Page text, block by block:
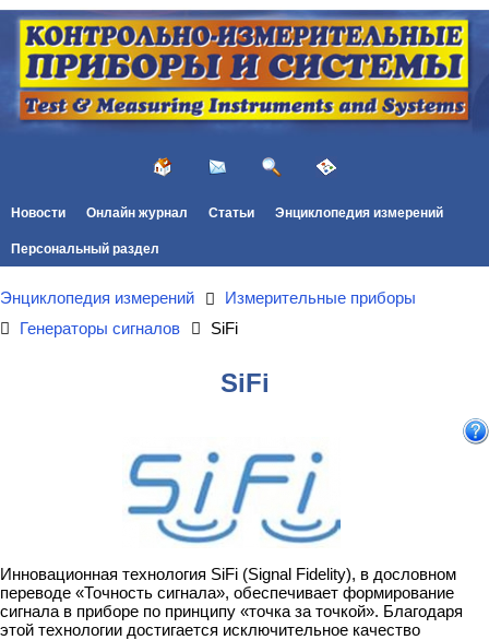
Новости Онлайн журнал Статьи Энциклопедия измерений
Персональный раздел
Энциклопедия измерений
Измерительные приборы
Генераторы сигналов
SiFi
SiFi
Инновационная технология SiFi (Signal Fidelity), в дословном
переводе «Точность сигнала», обеспечивает формирование
сигнала в приборе по принципу «точка за точкой». Благодаря
этой технологии достигается исключительное качество